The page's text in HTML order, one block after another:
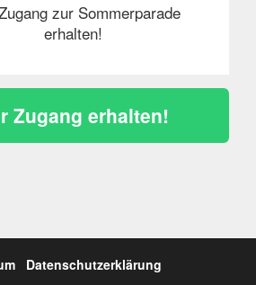
zur Sommerparade
erhalten!
Zugang erhalten!
Datenschutzerklärung